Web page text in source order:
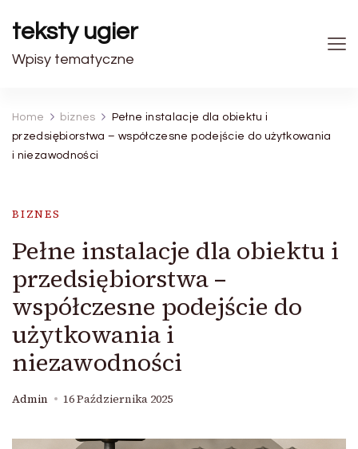
teksty ugier
Wpisy tematyczne
Home biznes
Pełne instalacje dla obiektu i
przedsiębiorstwa – współczesne podejście do użytkowania
i niezawodności
BIZNES
Pełne instalacje dla obiektu i
przedsiębiorstwa –
współczesne podejście do
użytkowania i
niezawodności
Admin 16 Października 2025